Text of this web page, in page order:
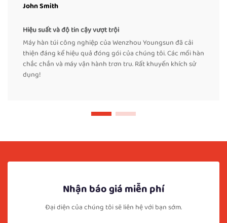
John Smith
Hiệu suất và độ tin cậy vượt trội
Máy hàn túi công nghiệp của Wenzhou Youngsun đã cải
thiện đáng kể hiệu quả đóng gói của chúng tôi. Các mối hàn
chắc chắn và máy vận hành trơn tru. Rất khuyến khích sử
dụng!
Nhận báo giá miễn phí
Đại diện của chúng tôi sẽ liên hệ với bạn sớm.